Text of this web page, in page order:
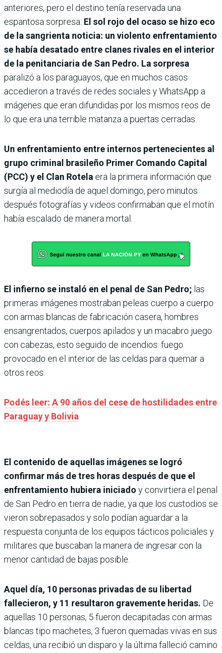
anteriores, pero el destino tenía reservada una
espantosa sorpresa. El sol rojo del ocaso se hizo eco
de la sangrienta noticia: un violento enfrentamiento
se había desatado entre clanes rivales en el interior
de la penitanciaria de San Pedro. La sorpresa
paralizó a los paraguayos, que en muchos casos
accedieron a través de redes sociales y WhatsApp a
imágenes que eran difundidas por los mismos reos de
lo que era una terrible matanza a puertas cerradas.
Un enfrentamiento entre internos pertenecientes al
grupo criminal brasileño Primer Comando Capital
(PCC) y el Clan Rotela era la primera información que
surgía al mediodía de aquel domingo, pero minutos
después fotografías y videos confirmaban que el motín
había escalado de manera mortal.
El infierno se instaló en el penal de San Pedro; las
primeras imágenes mostraban peleas cuerpo a cuerpo
con armas blancas de fabricación casera, hombres
ensangrentados, cuerpos apilados y un macabro juego
con cabezas, esto seguido de incendios: fuego
provocado en el interior de las celdas para quemar a
otros reos.
Podés leer: A 90 años del cese de hostilidades entre
Paraguay y Bolivia
El contenido de aquellas imágenes se logró
confirmar más de tres horas después de que el
enfrentamiento hubiera iniciado y convirtiera el penal
de San Pedro en tierra de nadie, ya que los custodios se
vieron sobrepasados y solo podían aguardar a la
respuesta conjunta de los equipos tácticos policiales y
militares que buscaban la manera de ingresar con la
menor cantidad de bajas posible.
Aquel día, 10 personas privadas de su libertad
fallecieron, y 11 resultaron gravemente heridas. De
aquellas 10 personas, 5 fueron decapitadas con armas
blancas tipo machetes, 3 fueron quemadas vivas en sus
celdas, una recibió un disparo y la última falleció camino